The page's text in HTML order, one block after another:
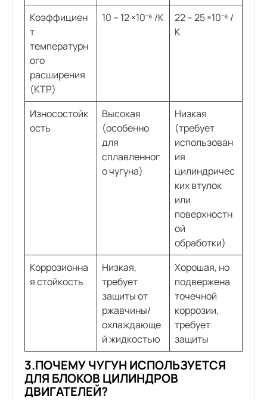
Коэффициен
т
температурн
ого
расширения
(КТР)
10 – 12 ×10⁻⁶ /К
22 – 25 ×10⁻⁶ /
К
Износостойк
ость
Высокая
(особенно
для
сплавленног
о чугуна)
Низкая
(требует
использован
ия
цилиндричес
ких втулок
или
поверхностн
ой
обработки)
Коррозионна
я стойкость
Низкая,
требует
защиты от
ржавчины/
охлаждающе
й жидкостью
Хорошая, но
подвержена
точечной
коррозии,
требует
защиты
3.ПОЧЕМУ ЧУГУН ИСПОЛЬЗУЕТСЯ
ДЛЯ БЛОКОВ ЦИЛИНДРОВ
ДВИГАТЕЛЕЙ?